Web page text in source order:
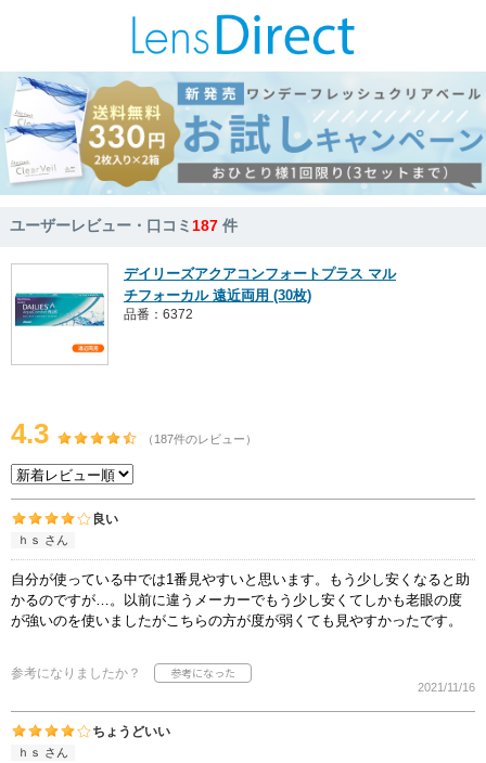
ユーザーレビュー・口コミ187 件
デイリーズアクアコンフォートプラス マル
チフォーカル 遠近両用 (30枚)
品番：6372
4.3 （187件のレビュー）
良い
ｈｓ さん
自分が使っている中では1番見やすいと思います。もう少し安くなると助
かるのですが…。以前に違うメーカーでもう少し安くてしかも老眼の度
が強いのを使いましたがこちらの方が度が弱くても見やすかったです。
参考になりましたか？
2021/11/16
ちょうどいい
ｈｓ さん